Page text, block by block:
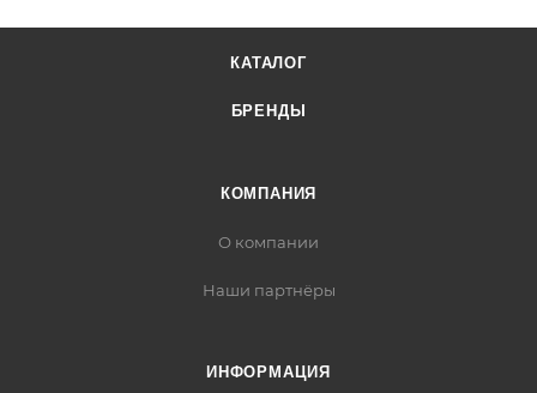
КАТАЛОГ
БРЕНДЫ
КОМПАНИЯ
О компании
Наши партнёры
ИНФОРМАЦИЯ